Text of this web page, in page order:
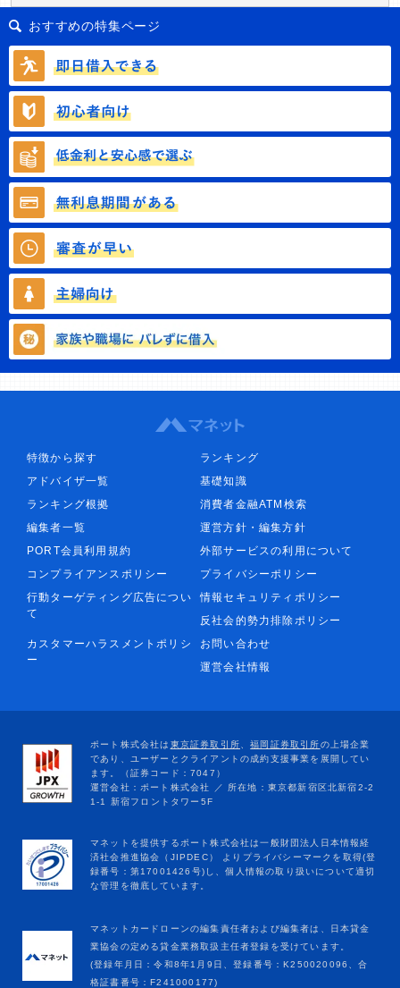
おすすめの特集ページ
特徴から探す
ランキング
アドバイザ一覧
基礎知識
ランキング根拠
消費者金融ATM検索
編集者一覧
運営方針・編集方針
PORT会員利用規約
外部サービスの利用について
コンプライアンスポリシー
プライバシーポリシー
行動ターゲティング広告につい
て
情報セキュリティポリシー
反社会的勢力排除ポリシー
カスタマーハラスメントポリシ
ー
お問い合わせ
運営会社情報
マネットカードローンの編集責任者および編集者は、日本貸金
業協会の定める貸金業務取扱主任者登録を受けています。
(登録年月日：令和8年1月9日、登録番号：K250020096、合
格証書番号：F241000177)